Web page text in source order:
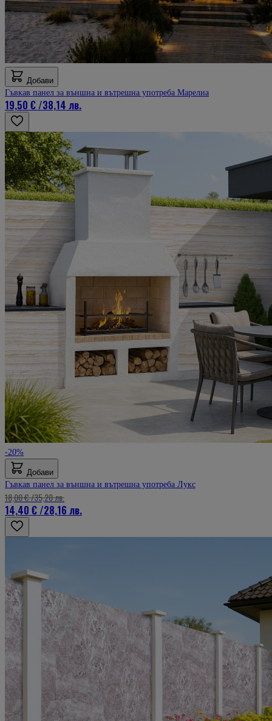
Добави
Гъвкав панел за външна и вътрешна употреба Марелиа
19,50 € /38,14 лв.
-20%
Добави
Гъвкав панел за външна и вътрешна употреба Лукс
14,40 € /28,16 лв.
18,00 €/35,20 лв.